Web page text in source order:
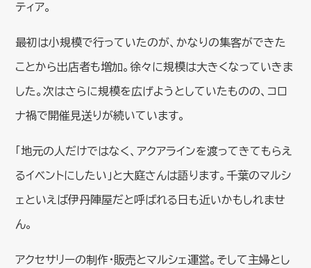
ティア。
最初は小規模で行っていたのが、かなりの集客ができた
ことから出店者も増加。徐々に規模は大きくなっていきま
した。次はさらに規模を広げようとしていたものの、コロ
ナ禍で開催見送りが続いています。
「地元の人だけではなく、アクアラインを渡ってきてもらえ
るイベントにしたい」と大庭さんは語ります。千葉のマルシ
ェといえば伊丹陣屋だと呼ばれる日も近いかもしれませ
ん。
アクセサリーの制作・販売とマルシェ運営。そして主婦とし